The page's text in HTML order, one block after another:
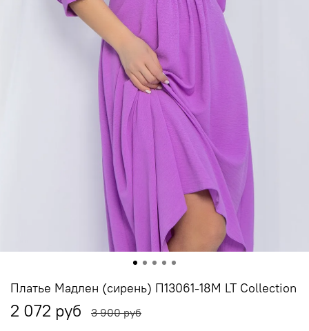
Платье Мадлен (сирень) П13061-18М LT Collection
2 072 руб 3 900 руб